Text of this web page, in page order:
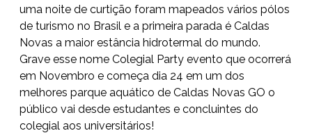
uma noite de curtição foram mapeados vários pólos
de turismo no Brasil e a primeira parada é Caldas
Novas a maior estância hidrotermal do mundo.
Grave esse nome Colegial Party evento que ocorrerá
em Novembro e começa dia 24 em um dos
melhores parque aquático de Caldas Novas GO o
público vai desde estudantes e concluintes do
colegial aos universitários!